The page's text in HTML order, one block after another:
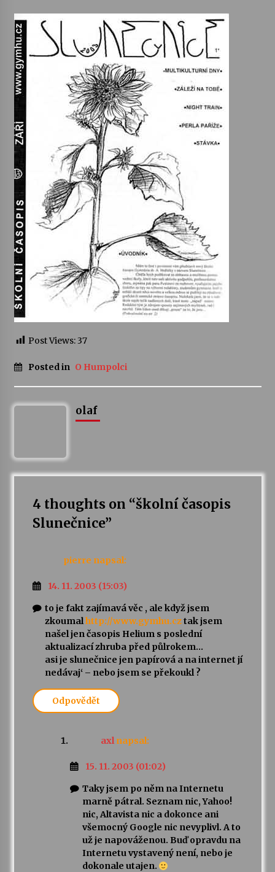
Za kulturou kousek za Humpolec. V Želivě ožije
odkaz Josefa Čapka
13. 7. 2026
Varhanní recitál Michala Novenka v Klášteře
Želiv
3. 7. 2026
Petr Adamec – Malovaný svět
30. 6. 2026
Post Views:37
Posted in O Humpolci
olaf
4 thoughts on “školní časopis
Slunečnice”
pierre napsal:
14. 11. 2003 (15:03)
to je fakt zajímavá věc , ale když jsem
zkoumalhttp://www.gymhu.cztak jsem
našel jen časopis Helium s poslední
aktualizací zhruba před půlrokem…
asi je slunečnice jen papírová a na internet jí
nedávaj‘ – nebo jsem se překoukl ?
Odpovědět
axl napsal:
15. 11. 2003 (01:02)
Taky jsem po něm na Internetu
marně pátral. Seznam nic, Yahoo!
nic, Altavista nic a dokonce ani
všemocný Google nic nevyplivl. A to
už je napováženou. Buď opravdu na
Internetu vystavený není, nebo je
dokonale utajen.